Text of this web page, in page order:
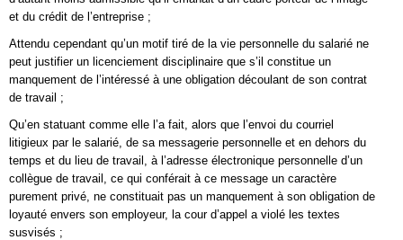
et du crédit de l’entreprise ;
Attendu cependant qu’un motif tiré de la vie personnelle du salarié ne
peut justifier un licenciement disciplinaire que s’il constitue un
manquement de l’intéressé à une obligation découlant de son contrat
de travail ;
Qu’en statuant comme elle l’a fait, alors que l’envoi du courriel
litigieux par le salarié, de sa messagerie personnelle et en dehors du
temps et du lieu de travail, à l’adresse électronique personnelle d’un
collègue de travail, ce qui conférait à ce message un caractère
purement privé, ne constituait pas un manquement à son obligation de
loyauté envers son employeur, la cour d’appel a violé les textes
susvisés ;